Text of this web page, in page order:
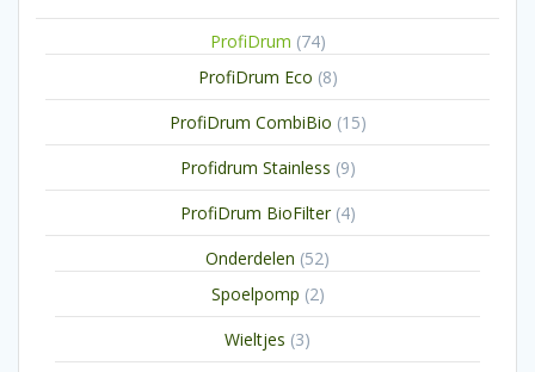
ProfiDrum 7474
ProfiDrum Eco 88
producten
ProfiDrum CombiBio 1515
producten
Profidrum Stainless 99
producten
ProfiDrum BioFilter 44
producten
Onderdelen 5252
Spoelpomp 22
producten
Wieltjes 33
producten